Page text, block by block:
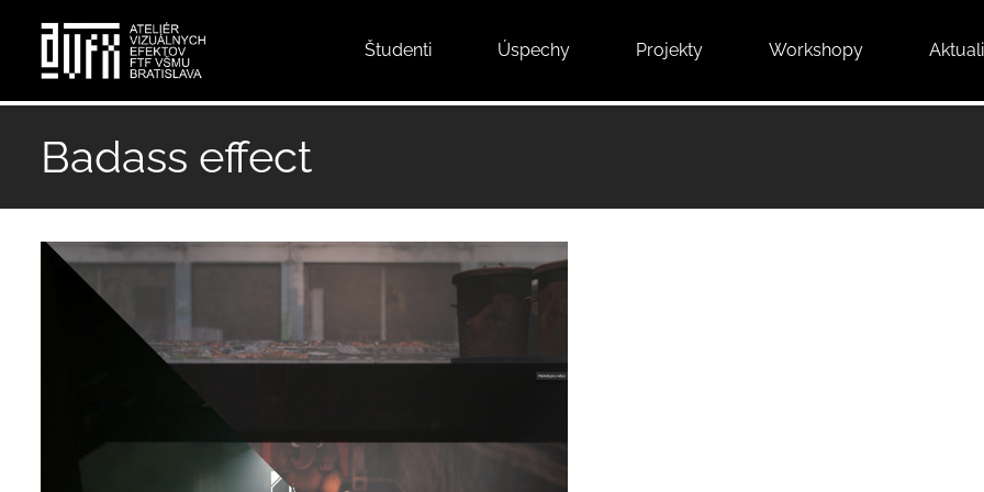
hlavný
Top
Študenti Úspechy Projekty Workshopy
Badass effect